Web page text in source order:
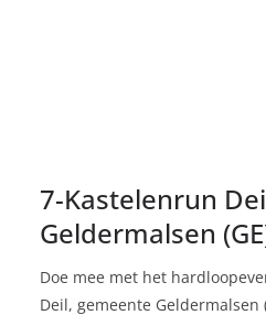
7-Kastelenrun
Geldermalsen
Doe mee met het
Deil, gemeente Geldermalsen